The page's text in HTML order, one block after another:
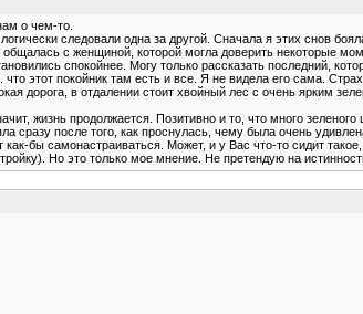
о чем-то.
следовали одна за другой. Сначала я этих снов
с женщиной, которой могла доверить некоторые
спокойнее. Могу только рассказать последний,
этот покойник там есть и все. Я не видела его сама.
дорога, в отдалении стоит хвойный лес с очень ярким
продолжается. Позитивно и то, что много зеленого
сразу после того, как проснулась, чему была очень
бы самонастраиваться. Может, и у Вас что-то сидит
Но это только мое мнение. Не претендую на